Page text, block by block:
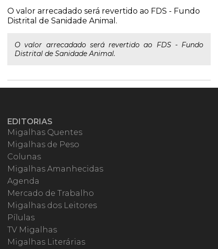
O valor arrecadado será revertido ao FDS - Fundo
Distrital de Sanidade Animal.
O valor arrecadado será revertido ao FDS - Fundo
Distrital de Sanidade Animal.
EDITORIAS
Migalhas Quentes
Migalhas de Peso
Colunas
Migalhas Amanhecidas
Agenda
Mercado de Trabalho
Migalhas dos Leitores
Pílulas
TV Migalhas
Migalhas Literárias